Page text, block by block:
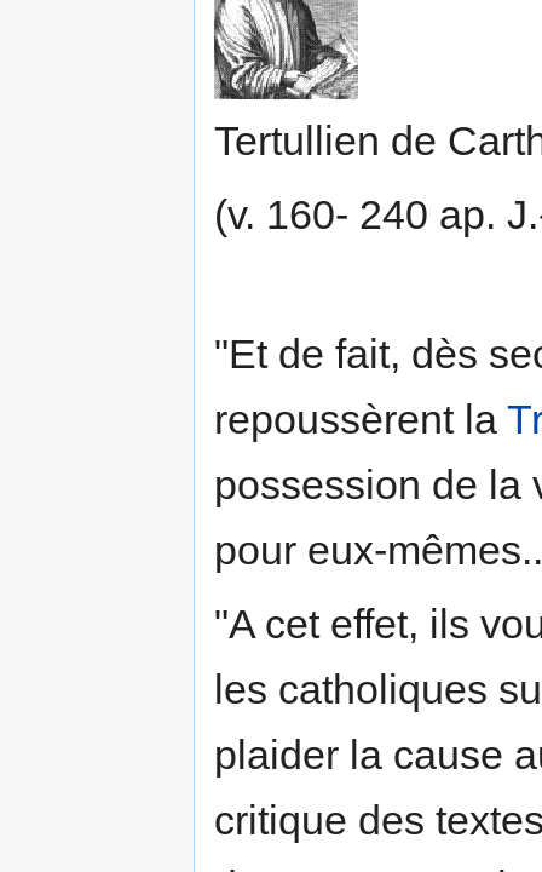
Tertullien de
(v. 160- 240 ap.
"Et de fait, dès
repoussèrent la
possession de la
pour eux-
"A cet effet, ils
les catholiques
plaider la cause
critique des